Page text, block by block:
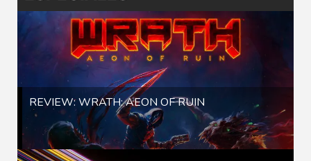
REVIEW: WRATH: AEON OF RUIN